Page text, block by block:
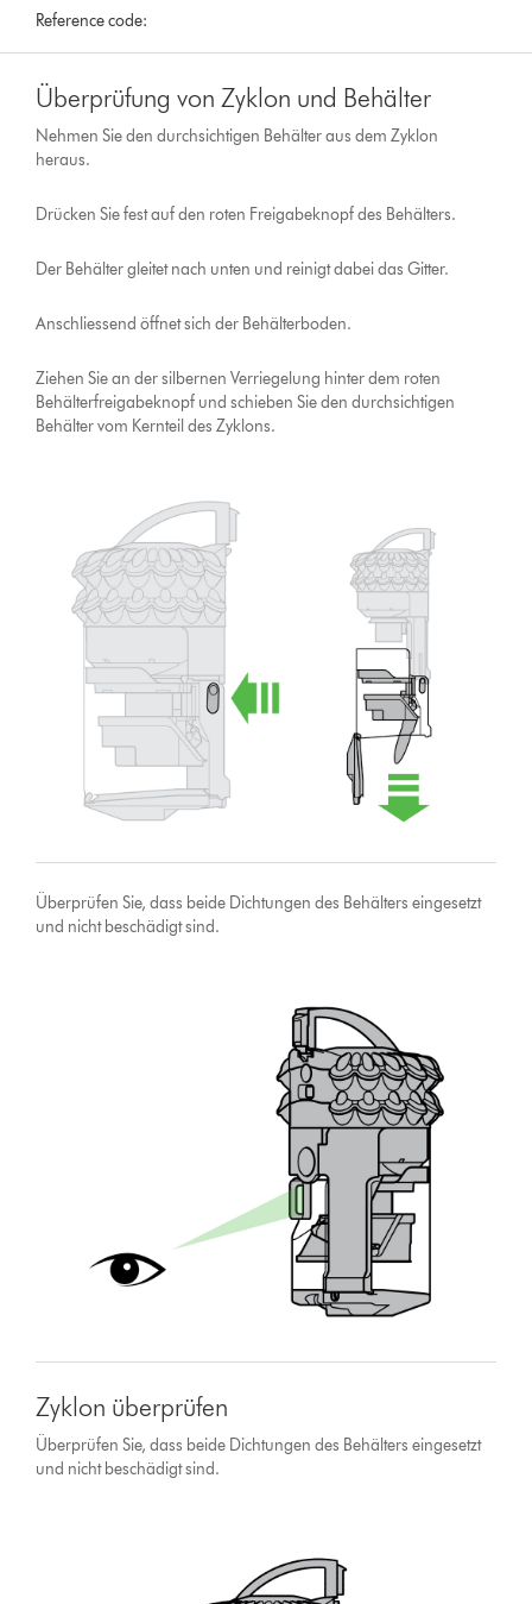
Reference code:
Überprüfung von Zyklon und Behälter
Nehmen Sie den durchsichtigen Behälter aus dem Zyklon
heraus.
Drücken Sie fest auf den roten Freigabeknopf des Behälters.
Der Behälter gleitet nach unten und reinigt dabei das Gitter.
Anschliessend öffnet sich der Behälterboden.
Ziehen Sie an der silbernen Verriegelung hinter dem roten
Behälterfreigabeknopf und schieben Sie den durchsichtigen
Behälter vom Kernteil des Zyklons.
Überprüfen Sie, dass beide Dichtungen des Behälters eingesetzt
und nicht beschädigt sind.
Zyklon überprüfen
Überprüfen Sie, dass beide Dichtungen des Behälters eingesetzt
und nicht beschädigt sind.